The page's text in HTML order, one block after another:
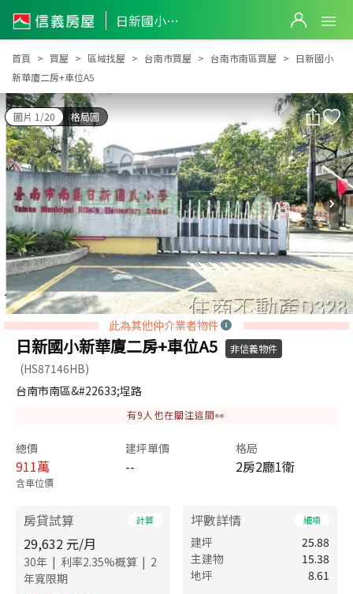
日新國小新華廈二房+車位A5
日新國小新華廈二房+車位A5
首頁 買屋 區域找屋 台南市買屋 台南市南區買屋
日新國小
新華廈二房+車位A5
圖片 1/20 格局圖
此為其他仲介業者物件
日新國小新華廈二房+車位A5 非信義物件
(HS87146HB)
台南市南區&#22633;埕路
有9 人也在關注這間👀
總價
911萬
含車位價
建坪單價
--
格局
2房2廳1衛
房貸試算 計算
29,632 元/月
30年 | 利率2.35%概算 | 2
年寬限期
坪數詳情 細項
建坪
25.88
主建物
15.38
地坪
8.61